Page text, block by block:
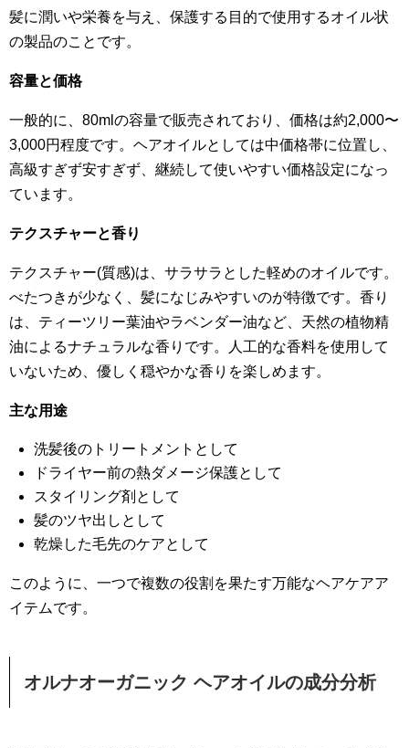
髪に潤いや栄養を与え、保護する目的で使用するオイル状
の製品のことです。
容量と価格
一般的に、80mlの容量で販売されており、価格は約2,000〜
3,000円程度です。ヘアオイルとしては中価格帯に位置し、
高級すぎず安すぎず、継続して使いやすい価格設定になっ
ています。
テクスチャーと香り
テクスチャー(質感)は、サラサラとした軽めのオイルです。
べたつきが少なく、髪になじみやすいのが特徴です。香り
は、ティーツリー葉油やラベンダー油など、天然の植物精
油によるナチュラルな香りです。人工的な香料を使用して
いないため、優しく穏やかな香りを楽しめます。
主な用途
洗髪後のトリートメントとして
ドライヤー前の熱ダメージ保護として
スタイリング剤として
髪のツヤ出しとして
乾燥した毛先のケアとして
このように、一つで複数の役割を果たす万能なヘアケアア
イテムです。
オルナオーガニック ヘアオイルの成分分析